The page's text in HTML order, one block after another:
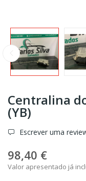
Centralina
(YB)
Escrever uma
98,40 €
Valor apresentado já